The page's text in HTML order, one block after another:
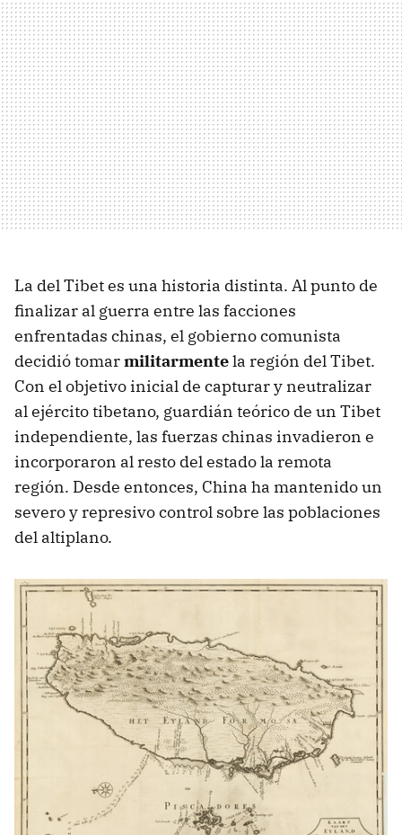
La del Tibet es una historia distinta. Al punto de
finalizar al guerra entre las facciones
enfrentadas chinas, el gobierno comunista
decidió tomarmilitarmentela región del Tibet.
Con el objetivo inicial de capturar y neutralizar
al ejército tibetano, guardián teórico de un Tibet
independiente, las fuerzas chinas invadieron e
incorporaron al resto del estado la remota
región. Desde entonces, China ha mantenido un
severo y represivo control sobre las poblaciones
del altiplano.